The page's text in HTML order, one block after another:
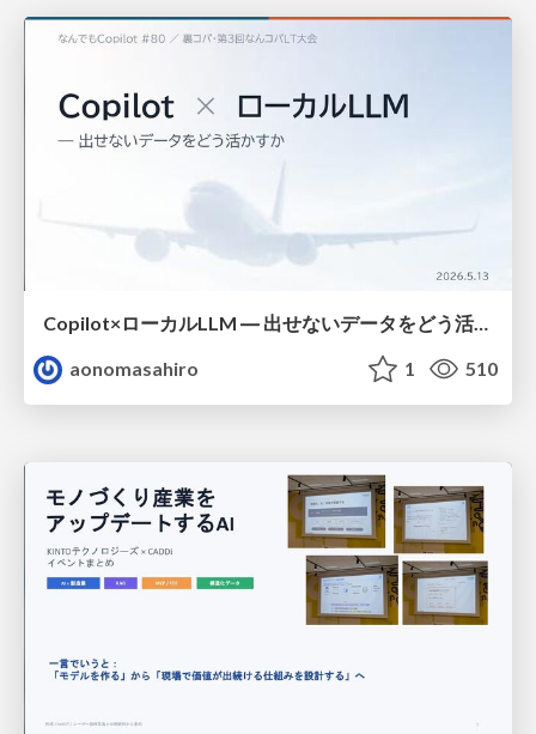
Copilot×ローカルLLM ― 出せないデータをどう活かすか
aonomasahiro
1 510